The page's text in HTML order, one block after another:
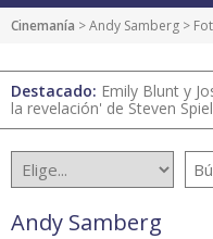
Cinemanía >Andy Samberg >
Destacado: Emily Blunt y
la revelación' de Steven
Andy Samberg